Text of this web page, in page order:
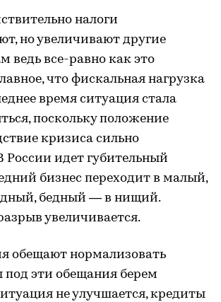
налоги
но увеличивают другие
ведь все-равно как это
что фискальная нагрузка
время ситуация стала
поскольку положение
кризиса сильно
России идет губительный
бизнес переходит в малый,
бедный — в нищий.
увеличивается.
обещают нормализовать
эти обещания берем
не улучшается, кредиты